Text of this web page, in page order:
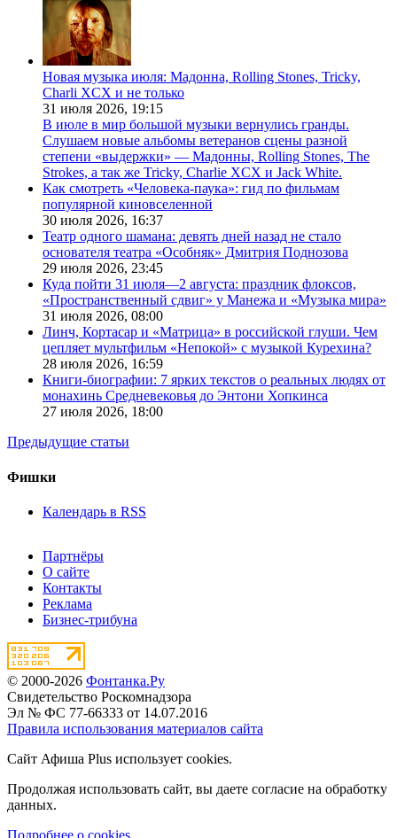
Новая музыка июля: Мадонна, Rolling Stones, Tricky,
Charli XCX и не только
31 июля 2026, 19:15
В июле в мир большой музыки вернулись гранды.
Слушаем новые альбомы ветеранов сцены разной
степени «выдержки» — Мадонны, Rolling Stones, The
Strokes, а так же Tricky, Charlie XCX и Jack White.
Как смотреть «Человека-паука»: гид по фильмам
популярной киновселенной
30 июля 2026, 16:37
Театр одного шамана: девять дней назад не стало
основателя театра «Особняк» Дмитрия Поднозова
29 июля 2026, 23:45
Куда пойти 31 июля—2 августа: праздник флоксов,
«Пространственный сдвиг» у Манежа и «Музыка мира»
31 июля 2026, 08:00
Линч, Кортасар и «Матрица» в российской глуши. Чем
цепляет мультфильм «Непокой» с музыкой Курехина?
28 июля 2026, 16:59
Книги-биографии: 7 ярких текстов о реальных людях от
монахинь Средневековья до Энтони Хопкинса
27 июля 2026, 18:00
Предыдущие статьи
Фишки
Календарь в RSS
Партнёры
О сайте
Контакты
Реклама
Бизнес-трибуна
© 2000-2026 Фонтанка.Ру
Свидетельство Роскомнадзора
Эл № ФС 77-66333 от 14.07.2016
Правила использования материалов сайта
Сайт Афиша Plus использует cookies.
Продолжая использовать сайт, вы даете согласие на обработку
данных.
Подробнее о cookies